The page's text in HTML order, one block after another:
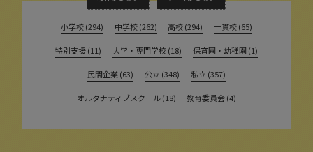
小学校 (294) 中学校 (262) 高校 (294) 一貫校 (65)
特別支援 (11) 大学・専門学校 (18) 保育園・幼稚園 (1)
民間企業 (63) 公立 (348) 私立 (357)
オルタナティブスクール (18) 教育委員会 (4)